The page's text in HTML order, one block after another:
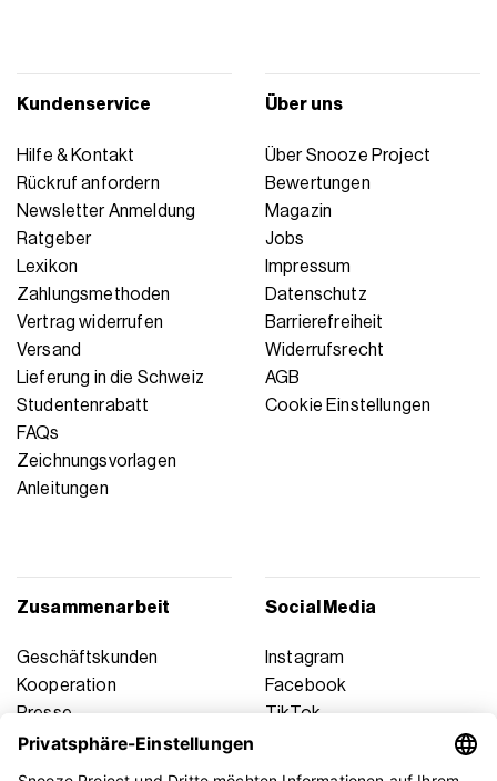
Kundenservice
Hilfe & Kontakt
Rückruf anfordern
Newsletter Anmeldung
Ratgeber
Lexikon
Zahlungsmethoden
Vertrag widerrufen
Versand
Lieferung in die Schweiz
Studentenrabatt
FAQs
Zeichnungsvorlagen
Anleitungen
Über uns
Über Snooze Project
Bewertungen
Magazin
Jobs
Impressum
Datenschutz
Barrierefreiheit
Widerrufsrecht
AGB
Cookie Einstellungen
Zusammenarbeit
Geschäftskunden
Kooperation
Presse
Affiliate Marketing
Social Media
Instagram
Facebook
TikTok